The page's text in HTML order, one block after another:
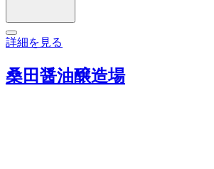
詳細を見る
桑田醤油醸造場